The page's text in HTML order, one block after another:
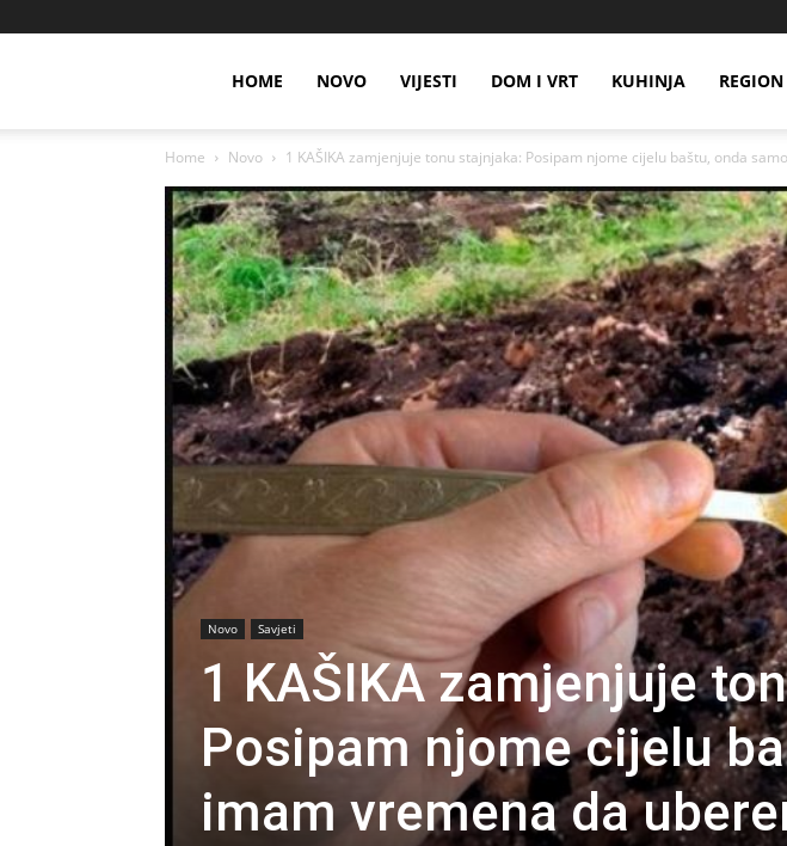
HOME NOVO VIJESTI DOM I VRT KUHINJA REGION
Home Novo 1 KAŠIKA zamjenjuje tonu stajnjaka: Posipam njome cijelu baštu, onda
Novo Savjeti
1 KAŠIKA zamjenjuje
Posipam njome cijelu
imam vremena da